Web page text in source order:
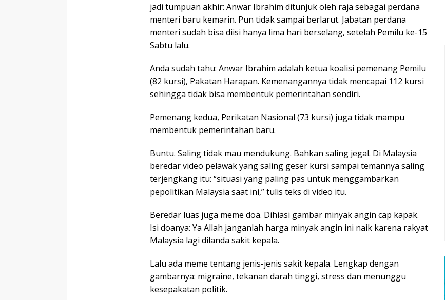
jadi tumpuan akhir: Anwar Ibrahim ditunjuk oleh raja sebagai perdana
menteri baru kemarin. Pun tidak sampai berlarut. Jabatan perdana
menteri sudah bisa diisi hanya lima hari berselang, setelah Pemilu ke-15
Sabtu lalu.
Anda sudah tahu: Anwar Ibrahim adalah ketua koalisi pemenang Pemilu
(82 kursi), Pakatan Harapan. Kemenangannya tidak mencapai 112 kursi
sehingga tidak bisa membentuk pemerintahan sendiri.
Pemenang kedua, Perikatan Nasional (73 kursi) juga tidak mampu
membentuk pemerintahan baru.
Buntu. Saling tidak mau mendukung. Bahkan saling jegal. Di Malaysia
beredar video pelawak yang saling geser kursi sampai temannya saling
terjengkang itu: “situasi yang paling pas untuk menggambarkan
pepolitikan Malaysia saat ini,” tulis teks di video itu.
Beredar luas juga meme doa. Dihiasi gambar minyak angin cap kapak.
Isi doanya: Ya Allah janganlah harga minyak angin ini naik karena rakyat
Malaysia lagi dilanda sakit kepala.
Lalu ada meme tentang jenis-jenis sakit kepala. Lengkap dengan
gambarnya: migraine, tekanan darah tinggi, stress dan menunggu
kesepakatan politik.